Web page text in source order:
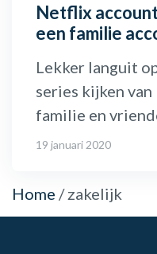
Netflix
een familie
Lekker languit
series kijken
familie en
19 januari 2020
Home /zakelijk